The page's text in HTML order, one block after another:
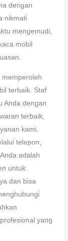
dengan
nikmati
mengemudi,
mobil
terbaik. Staf
Anda dengan
terbaik,
kami.
telepon,
adalah
untuk
dan bisa
yang